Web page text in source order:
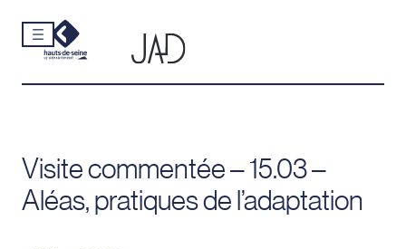
Aller
contenu
Visite commentée – 15.03 –
Aléas, pratiques de l’adaptation